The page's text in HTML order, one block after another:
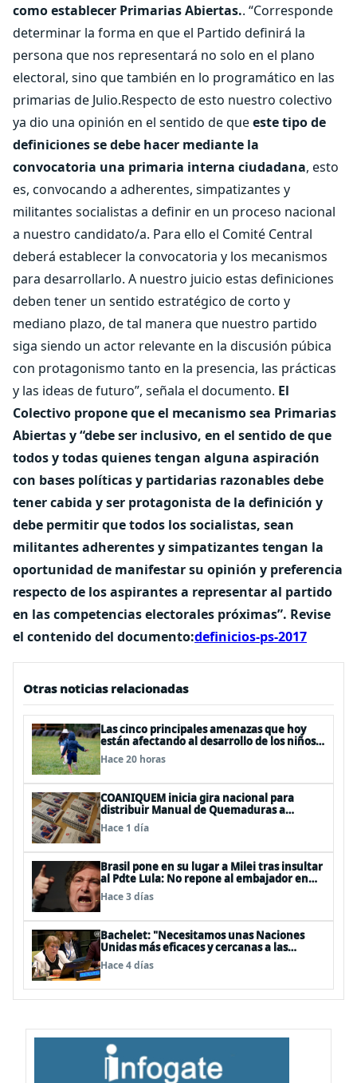
como establecer Primarias Abiertas.. “Corresponde
determinar la forma en que el Partido definirá la
persona que nos representará no solo en el plano
electoral, sino que también en lo programático en las
primarias de Julio.Respecto de esto nuestro colectivo
ya dio una opinión en el sentido de queeste tipo de
definiciones se debe hacer mediante la
convocatoria una primaria interna ciudadana, esto
es, convocando a adherentes, simpatizantes y
militantes socialistas a definir en un proceso nacional
a nuestro candidato/a. Para ello el Comité Central
deberá establecer la convocatoria y los mecanismos
para desarrollarlo. A nuestro juicio estas definiciones
deben tener un sentido estratégico de corto y
mediano plazo, de tal manera que nuestro partido
siga siendo un actor relevante en la discusión púbica
con protagonismo tanto en la presencia, las prácticas
y las ideas de futuro”, señala el documento. El
Colectivo propone que el mecanismo sea Primarias
Abiertas y “debe ser inclusivo, en el sentido de que
todos y todas quienes tengan alguna aspiración
con bases políticas y partidarias razonables debe
tener cabida y ser protagonista de la definición y
debe permitir que todos los socialistas, sean
militantes adherentes y simpatizantes tengan la
oportunidad de manifestar su opinión y preferencia
respecto de los aspirantes a representar al partido
en las competencias electorales próximas”. Revise
el contenido del documento:definicios-ps-2017
Otras noticias relacionadas
Las cinco principales amenazas que hoy
están afectando al desarrollo de los niños
en Chile
Hace 20 horas
COANIQUEM inicia gira nacional para
distribuir Manual de Quemaduras a
profesionales de la salud
Hace 1 día
Brasil pone en su lugar a Milei tras insultar
al Pdte Lula: No repone al embajador en
BBSS y rebaja la relación bilateral
Hace 3 días
Bachelet: "Necesitamos unas Naciones
Unidas más eficaces y cercanas a las
personas"
Hace 4 días